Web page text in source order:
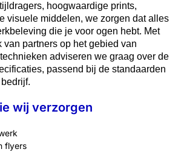
hoogwaardige prints,
visuele middelen, we zorgen dat alles
die je voor ogen hebt. Met
van partners op het gebied van
adviseren we graag over de
passend bij de standaarden
wij verzorgen​
flyers